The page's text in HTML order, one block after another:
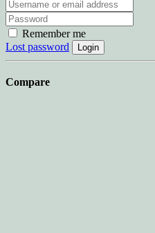
Remember me
Lost password
Login
Compare